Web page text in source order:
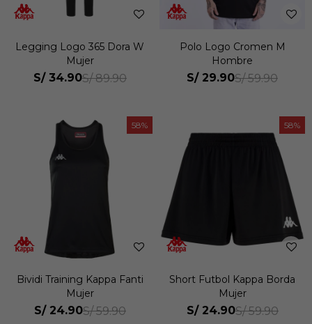
Legging Logo 365 Dora W
Mujer
S/ 34.90S/ 89.90
Polo Logo Cromen M
Hombre
S/ 29.90S/ 59.90
58
Bividi Training Kappa Fanti
Mujer
S/ 24.90S/ 59.90
58
Short Futbol Kappa Borda
Mujer
S/ 24.90S/ 59.90